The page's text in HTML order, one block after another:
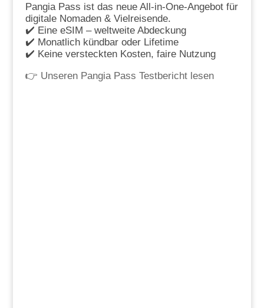
Pangia Pass ist das neue All-in-One-Angebot für
digitale Nomaden & Vielreisende.
✔️ Eine eSIM – weltweite Abdeckung
✔️ Monatlich kündbar oder Lifetime
✔️ Keine versteckten Kosten, faire Nutzung
👉 Unseren Pangia Pass Testbericht lesen